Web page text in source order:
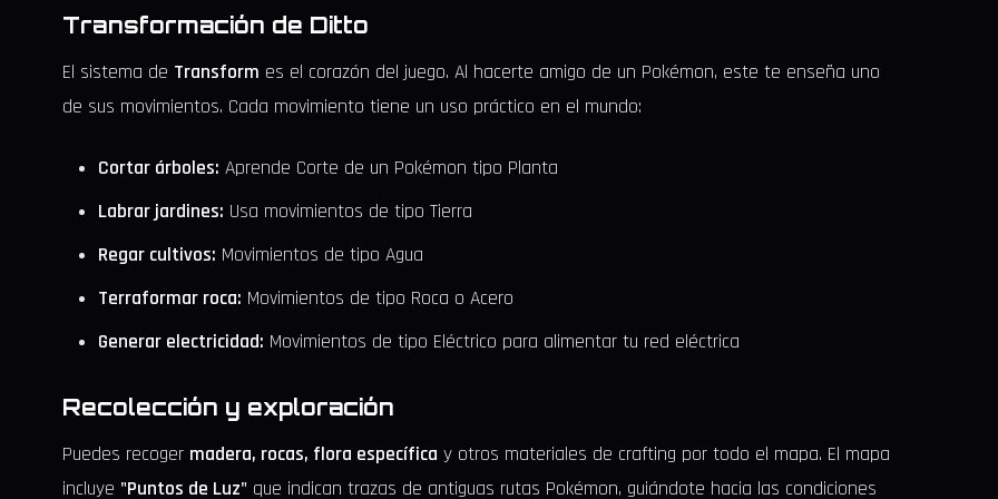
Transformación de Ditto
El sistema de Transform es el corazón del juego. Al hacerte amigo de un Pokémon, este te enseña uno
de sus movimientos. Cada movimiento tiene un uso práctico en el mundo:
Cortar árboles: Aprende Corte de un Pokémon tipo Planta
Labrar jardines: Usa movimientos de tipo Tierra
Regar cultivos: Movimientos de tipo Agua
Terraformar roca: Movimientos de tipo Roca o Acero
Generar electricidad: Movimientos de tipo Eléctrico para alimentar tu red eléctrica
Recolección y exploración
Puedes recoger madera, rocas, flora específica y otros materiales de crafting por todo el mapa. El mapa
incluye "Puntos de Luz" que indican trazas de antiguas rutas Pokémon, guiándote hacia las condiciones